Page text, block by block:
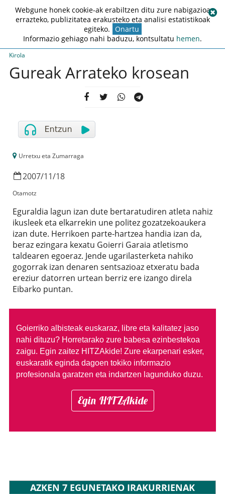
Kirola
Gureak Arrateko krosean
Urretxu eta Zumarraga
2007/11/18
Otamotz
Eguraldia lagun izan dute bertaratudiren atleta nahiz
ikusleek eta elkarrekin une politez gozatzekoaukera
izan dute. Herrikoen parte-hartzea handia izan da,
beraz ezingara kexatu Goierri Garaia atletismo
taldearen egoeraz. Jende ugarilasterketa nahiko
gogorrak izan denaren sentsazioaz etxeratu bada
ereziur datorren urtean berriz ere izango direla
Eibarko puntan.
Goierriko albisteak euskaraz, libre eta kalitatez jaso
nahi dituzu? Horretarako zure babesa ezinbestekoa
zaigu. Egin zaitez HITZAkide! Zure ekarpenari esker,
euskaratik eginda dagoen tokiko informazio
profesionala garatzen eta indartzen lagunduko duzu.
Egin HITZAkide
AZKEN 7 EGUNETAKO IRAKURRIENAK
Webgune honek cookie-ak erabiltzen ditu zure nabigazioa
errazteko, publizitatea erakusteko eta analisi estatistikoak
egiteko. Onartu
Informazio gehiago nahi baduzu, kontsultatu hemen.